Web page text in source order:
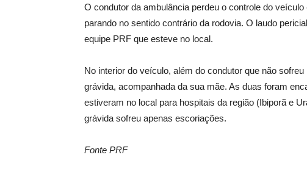
O condutor da ambulância perdeu o controle do
parando no sentido contrário da rodovia. O laudo
equipe PRF que esteve no local.
No interior do veículo, além do condutor que não
grávida, acompanhada da sua mãe. As duas foram
estiveram no local para hospitais da região (Ibiporã e
grávida sofreu apenas escoriações.
Fonte PRF